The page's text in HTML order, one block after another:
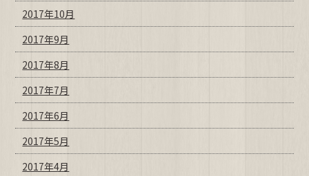
2017年10月
2017年9月
2017年8月
2017年7月
2017年6月
2017年5月
2017年4月